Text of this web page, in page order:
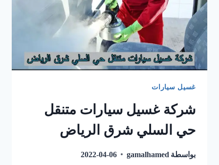
غسيل سيارات
شركة غسيل سيارات متنقل
حي السلي شرق الرياض
بواسطة gamalhamed
2022-04-06